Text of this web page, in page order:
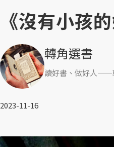
《沒有小孩
轉角選書
讀好書、做好人——
2023-11-16